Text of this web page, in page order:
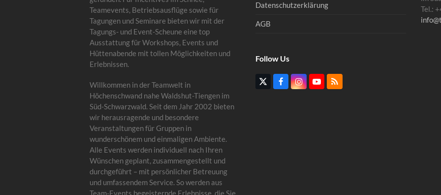
Teamevents, Betriebsausflüge sowie für
Tagungen und Seminare bieten wir mit der
Tagungs- und Event-Scheune eine top
Ausstattung für Workshops, Events und
Hüttenabende mit tollen Möglichkeiten und
Erlebnissen.
Willkommen in der Teamwelt in
Höchenschwand nahe Waldshut-Tiengen im
Süd-Schwarzwald. Seit dem Jahr 2002 bieten
wir herausragende und besondere
Veranstaltungen für Gruppen in
wunderschönem und einmaligen Ambiente.
Alle Events werden individuell nach Ihren
Wünschen geplant, zusammengestellt und
durchgeführt – mit persönlicher Betreuung
und umfassendem Service. So werden aus
Team-Events begeisternde Erlebnisse, die Sie
Datenschutzerklärung
AGB
Follow Us
TwitterFacebookInstagram
YouTube
RSS
Tel.: